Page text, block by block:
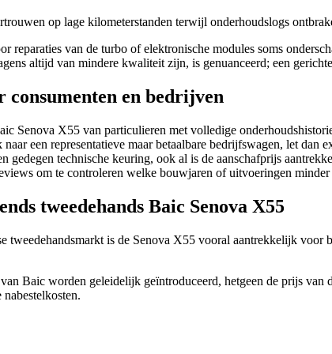
op lage kilometerstanden terwijl onderhoudslogs
reparaties van de turbo of elektronische modules soms
altijd van mindere kwaliteit zijn, is genuanceerd; een
consumenten en bedrijven
Senova X55 van particulieren met volledige
een representatieve maar betaalbare bedrijfswagen, let
gedegen technische keuring, ook al is de aanschafprijs
om te controleren welke bouwjaren of uitvoeringen
tweedehands Baic Senova X55
tweedehandsmarkt is de Senova X55 vooral aantrekkelijk
Baic worden geleidelijk geïntroduceerd, hetgeen de prijs